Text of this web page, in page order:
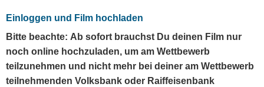
Einloggen und Film hochladen
Bitte beachte: Ab sofort brauchst Du deinen Film nur
noch online hochzuladen, um am Wettbewerb
teilzunehmen und nicht mehr bei deiner am Wettbewerb
teilnehmenden Volksbank oder Raiffeisenbank